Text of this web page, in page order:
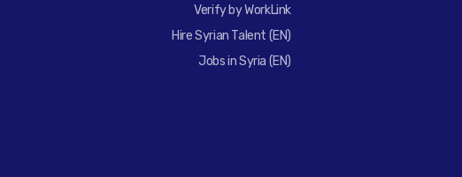
Verify by WorkLink
Hire Syrian Talent (EN)
Jobs in Syria (EN)